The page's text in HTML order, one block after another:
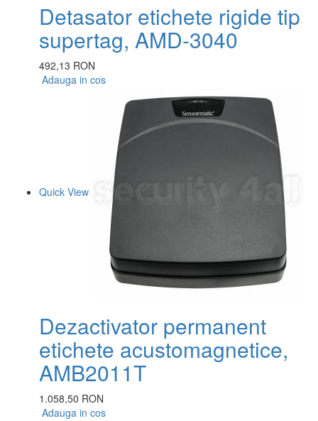
Detasator etichete rigide tip
supertag, AMD-3040
492,13 RON
Adauga in cos
Quick View
Dezactivator permanent
etichete acustomagnetice,
AMB2011T
1.058,50 RON
Adauga in cos